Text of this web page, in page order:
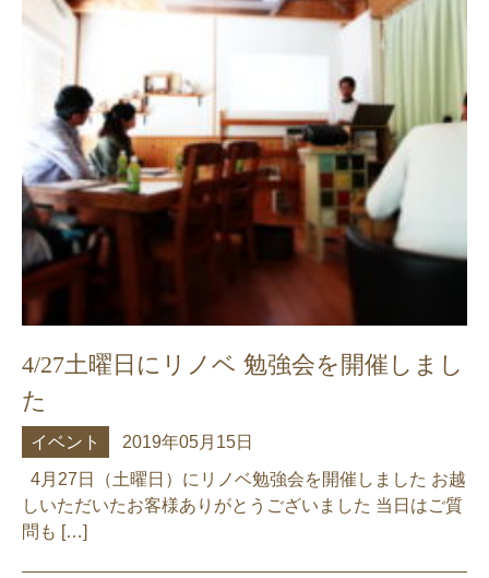
4/27土曜日にリノベ 勉強会を開催しまし
た
イベント
2019年05月15日
4月27日（土曜日）にリノベ勉強会を開催しました お越
しいただいたお客様ありがとうございました 当日はご質
問も […]